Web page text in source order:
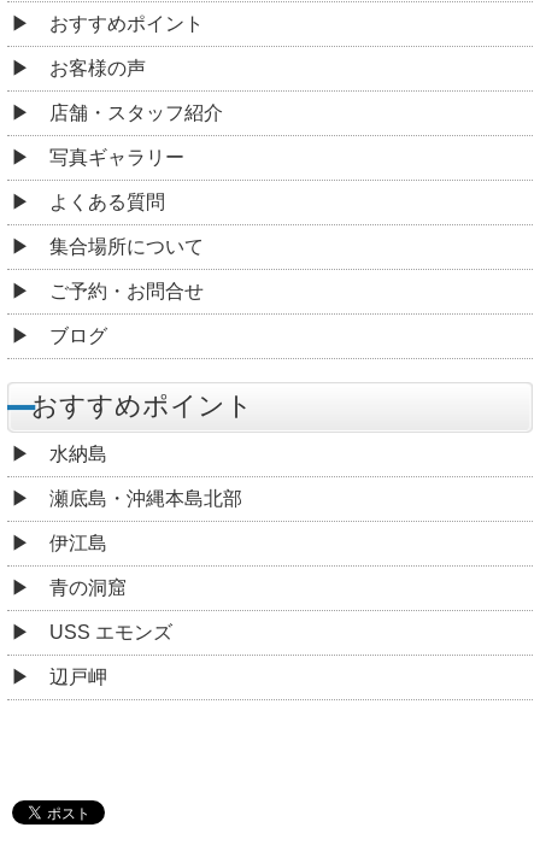
おすすめポイント
お客様の声
店舗・スタッフ紹介
写真ギャラリー
よくある質問
集合場所について
ご予約・お問合せ
ブログ
おすすめポイント
水納島
瀬底島・沖縄本島北部
伊江島
青の洞窟
USS エモンズ
辺戸岬